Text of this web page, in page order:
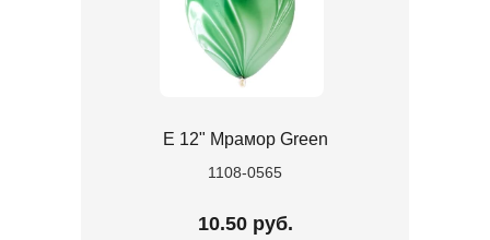
Е 12" Мрамор Green
1108-0565
10.50 руб.